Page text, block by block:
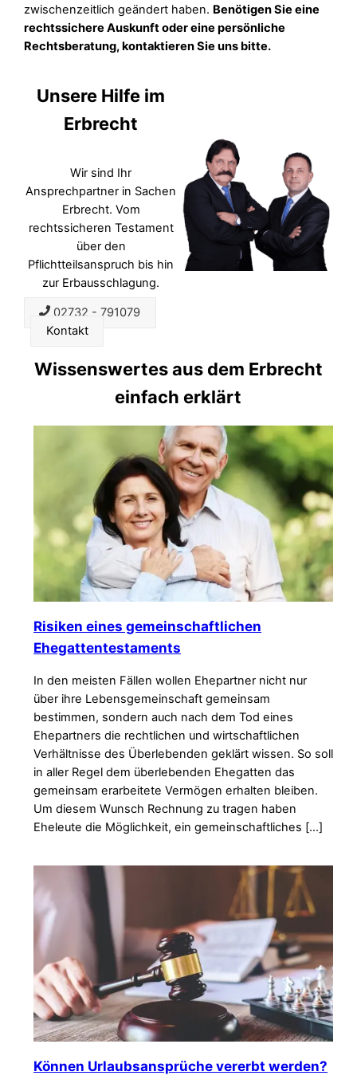
zwischenzeitlich geändert haben. Benötigen Sie eine
rechtssichere Auskunft oder eine persönliche
Rechtsberatung, kontaktieren Sie uns bitte.
Unsere Hilfe im
Erbrecht
Wir sind Ihr
Ansprechpartner in Sachen
Erbrecht. Vom
rechtssicheren Testament
über den
Pflichtteilsanspruch bis hin
zur Erbausschlagung.
02732 - 791079
Kontakt
Wissenswertes aus dem Erbrecht
einfach erklärt
Risiken eines gemeinschaftlichen
Ehegattentestaments
In den meisten Fällen wollen Ehepartner nicht nur
über ihre Lebensgemeinschaft gemeinsam
bestimmen, sondern auch nach dem Tod eines
Ehepartners die rechtlichen und wirtschaftlichen
Verhältnisse des Überlebenden geklärt wissen. So soll
in aller Regel dem überlebenden Ehegatten das
gemeinsam erarbeitete Vermögen erhalten bleiben.
Um diesem Wunsch Rechnung zu tragen haben
Eheleute die Möglichkeit, ein gemeinschaftliches […]
Können Urlaubsansprüche vererbt werden?